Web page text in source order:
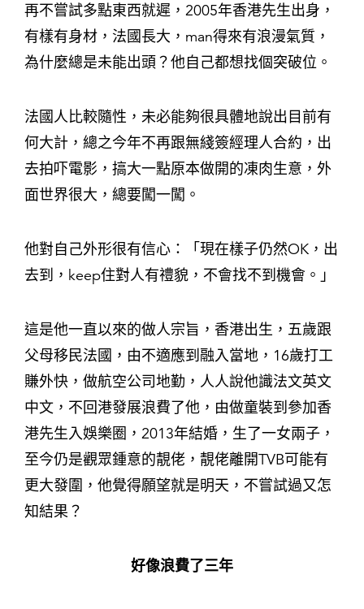
再不嘗試多點東西就遲，2005年香港先生出身，
有樣有身材，法國長大，man得來有浪漫氣質，
為什麼總是未能出頭？他自己都想找個突破位。
法國人比較隨性，未必能夠很具體地說出目前有
何大計，總之今年不再跟無綫簽經理人合約，出
去拍吓電影，搞大一點原本做開的凍肉生意，外
面世界很大，總要闖一闖。
他對自己外形很有信心：「現在樣子仍然OK，出
去到，keep住對人有禮貌，不會找不到機會。」
這是他一直以來的做人宗旨，香港出生，五歲跟
父母移民法國，由不適應到融入當地，16歲打工
賺外快，做航空公司地勤，人人說他識法文英文
中文，不回港發展浪費了他，由做童裝到參加香
港先生入娛樂圈，2013年結婚，生了一女兩子，
至今仍是觀眾鍾意的靚佬，靚佬離開TVB可能有
更大發圍，他覺得願望就是明天，不嘗試過又怎
知結果？
好像浪費了三年